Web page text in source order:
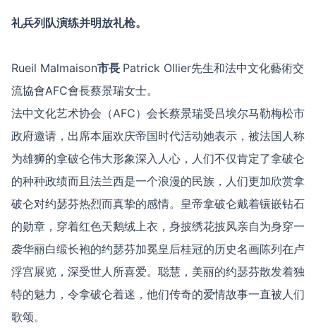
礼兵列队演练并明放礼枪。
Rueil Malmaison市長 Patrick Ollier先生和法中文化藝術交
流協會AFC會長蔡景瑞女士。
法中文化艺术协会（AFC）会长蔡景瑞受吕埃尔马勒梅松市
政府邀请，出席本届欢庆帝国时代活动她表示，被法国人称
为雄狮的拿破仑伟大形象深入人心，人们不仅肯定了拿破仑
的种种政绩而且法兰西是一个浪漫的民族，人们更加欣赏拿
破仑对约瑟芬热烈而真挚的感情。皇帝拿破仑戴着镶嵌钻石
的勋章，穿着红色天鹅绒上衣，身披绣花披风亲自为身穿一
袭华丽白缎长袍的约瑟芬加冕皇后桂冠的历史名画陈列在卢
浮宫展览，深受世人所喜爱。聪慧，美丽的约瑟芬散发着独
特的魅力，令拿破仑着迷，他们传奇的爱情故事一直被人们
歌颂。